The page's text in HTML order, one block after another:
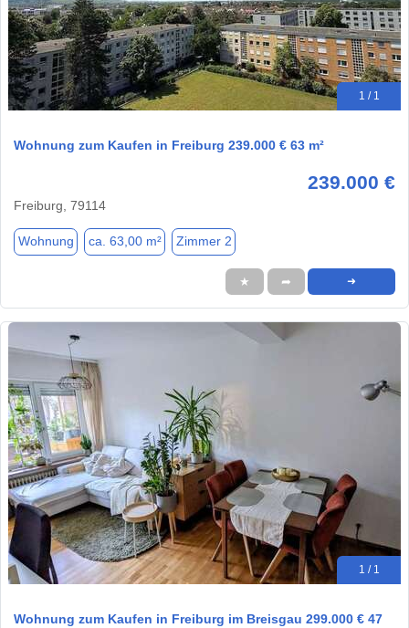
1 / 1
Wohnung zum Kaufen in Freiburg 239.000 € 63 m²
239.000 €
Freiburg, 79114
Wohnung ca. 63,00 m² Zimmer 2
★ ➦ ➜
1 / 1
Wohnung zum Kaufen in Freiburg im Breisgau 299.000 € 47